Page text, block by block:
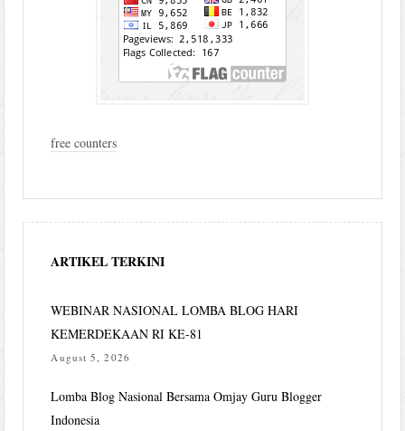
free counters
ARTIKEL TERKINI
WEBINAR NASIONAL LOMBA BLOG HARI
KEMERDEKAAN RI KE-81
August 5, 2026
Lomba Blog Nasional Bersama Omjay Guru Blogger
Indonesia